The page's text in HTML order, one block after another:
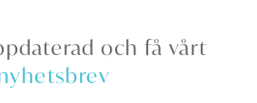
och få vårt